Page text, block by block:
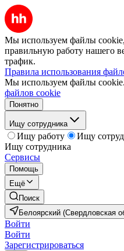
Мы используем файлы
правильную работу нашего
трафик.
Правила использования
Мы используем файлы cookie.
файлов cookie
Понятно
Ищу сотрудника
Ищу работу
Ищу
Ищу сотрудника
Сервисы
Помощь
Ещё
Поиск
Белоярский (Свердловская
Войти
Войти
Зарегистрироваться